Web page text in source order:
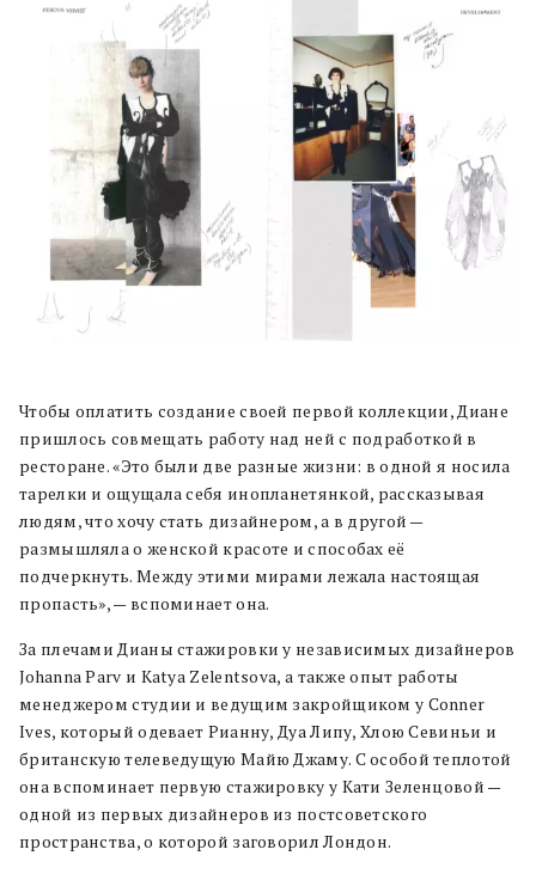
Чтобы оплатить создание своей первой коллекции, Диане
пришлось совмещать работу над ней с подработкой в
ресторане. «Это были две разные жизни: в одной я носила
тарелки и ощущала себя инопланетянкой, рассказывая
людям, что хочу стать дизайнером, а в другой —
размышляла о женской красоте и способах её
подчеркнуть. Между этими мирами лежала настоящая
пропасть», — вспоминает она.
За плечами Дианы стажировки у независимых дизайнеров
Johanna Parv и Katya Zelentsova, а также опыт работы
менеджером студии и ведущим закройщиком у Conner
Ives, который одевает Рианну, Дуа Липу, Хлою Севиньи и
британскую телеведущую Майю Джаму. С особой теплотой
она вспоминает первую стажировку у Кати Зеленцовой —
одной из первых дизайнеров из постсоветского
пространства, о которой заговорил Лондон.